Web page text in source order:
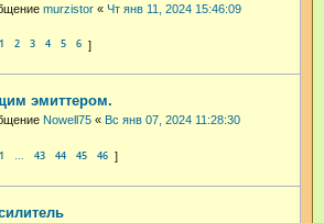
murzistor « Чт янв 11, 2024 15:46:09
1 2 3 4 5 6
эмиттером.
Nowell75 « Вс янв 07, 2024 11:28:30
1 … 43 44 45 46